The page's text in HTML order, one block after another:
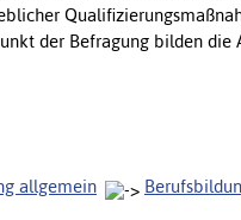
der Befragung bilden
allgemein